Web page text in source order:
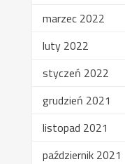
marzec 2022
luty 2022
styczeń 2022
grudzień 2021
listopad 2021
październik 2021